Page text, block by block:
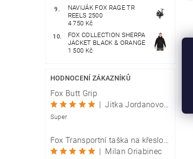
NAVIJÁK FOX RAGE TR
REELS 2500
4 750 Kč
FOX COLLECTION SHERPA
JACKET BLACK & ORANGE
1 500 Kč
HODNOCENÍ ZÁKAZNÍKŮ
Fox Butt Grip
|
Jitka Jordanovová
Super
Fox Transportní taška na křeslo Camolite Chair Bag
| Milan Oriabinec